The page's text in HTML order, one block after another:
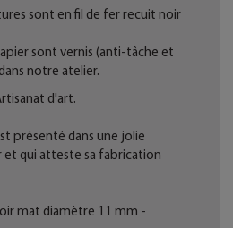
sont en fil de fer recuit noir
sont vernis (anti-tâche et
notre atelier.
d'art.
présenté dans une jolie
qui atteste sa fabrication
mat diamètre 11 mm -